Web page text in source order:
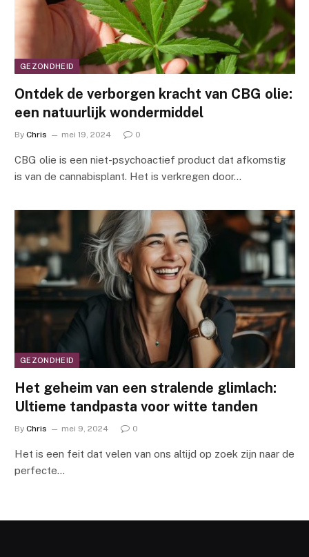
GEZONDHEID
Ontdek de verborgen kracht van CBG olie:
een natuurlijk wondermiddel
By Chris mei 19, 2024 0
CBG olie is een niet-psychoactief product dat afkomstig
is van de cannabisplant. Het is verkregen door…
GEZONDHEID
Het geheim van een stralende glimlach:
Ultieme tandpasta voor witte tanden
By Chris mei 9, 2024 0
Het is een feit dat velen van ons altijd op zoek zijn naar de
perfecte…